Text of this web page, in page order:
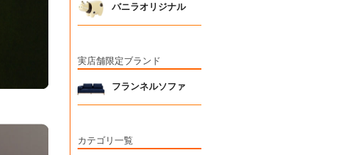
バニラオリジナル
実店舗限定ブランド
フランネルソファ
カテゴリ一覧